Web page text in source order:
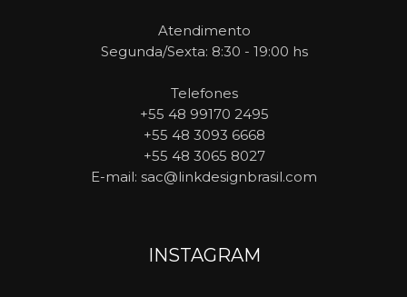
Atendimento
Segunda/Sexta: 8:30 - 19:00 hs
Telefones
+55 48 99170 2495
+55 48 3093 6668
+55 48 3065 8027
E-mail: sac@linkdesignbrasil.com
INSTAGRAM